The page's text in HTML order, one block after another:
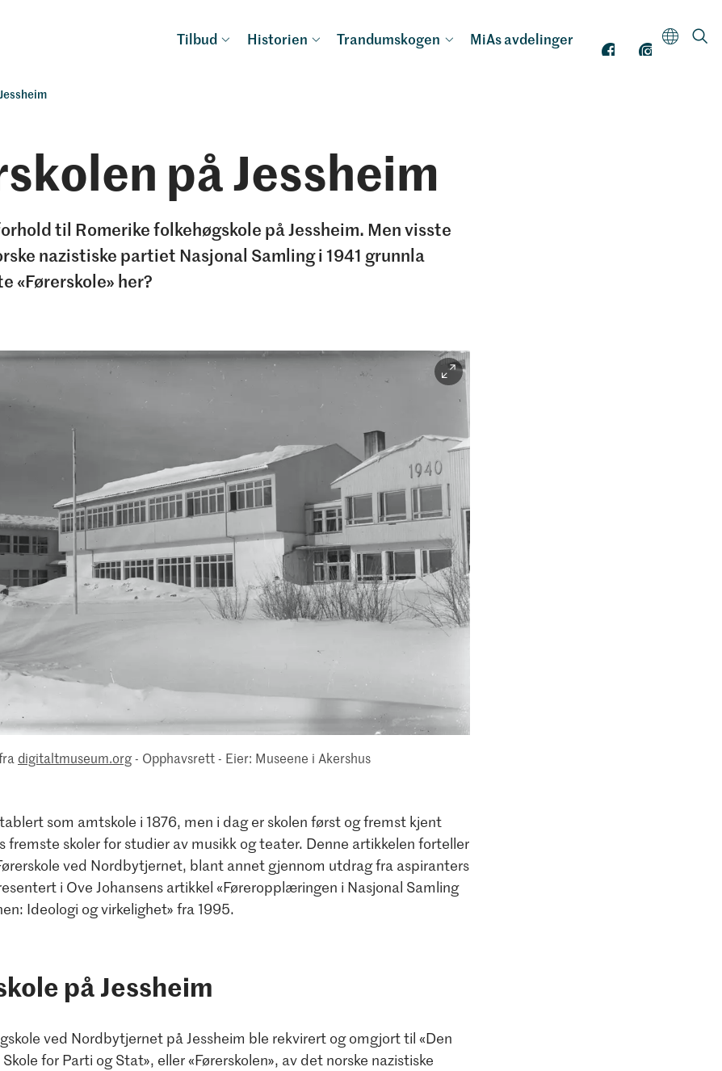
Tilbud Historien Trandumskogen MiAs avdelinger
på Jessheim
til Romerike folkehøgskole på Jessheim. Men visste
nazistiske partiet Nasjonal Samling i 1941 grunnla
«Førerskole» her?
digitaltmuseum.org- Opphavsrett- Eier: Museene i Akershus
som amtskole i 1876, men i dag er skolen først og fremst kjent
fremste skoler for studier av musikk og teater. Denne artikkelen forteller
ved Nordbytjernet, blant annet gjennom utdrag fra aspiranters
i Ove Johansens artikkel «Føreropplæringen i Nasjonal Samling
Ideologi og virkelighet» fra 1995.
på Jessheim
ved Nordbytjernet på Jessheim ble rekvirert og omgjort til «Den
for Parti og Stat», eller «Førerskolen», av det norske nazistiske